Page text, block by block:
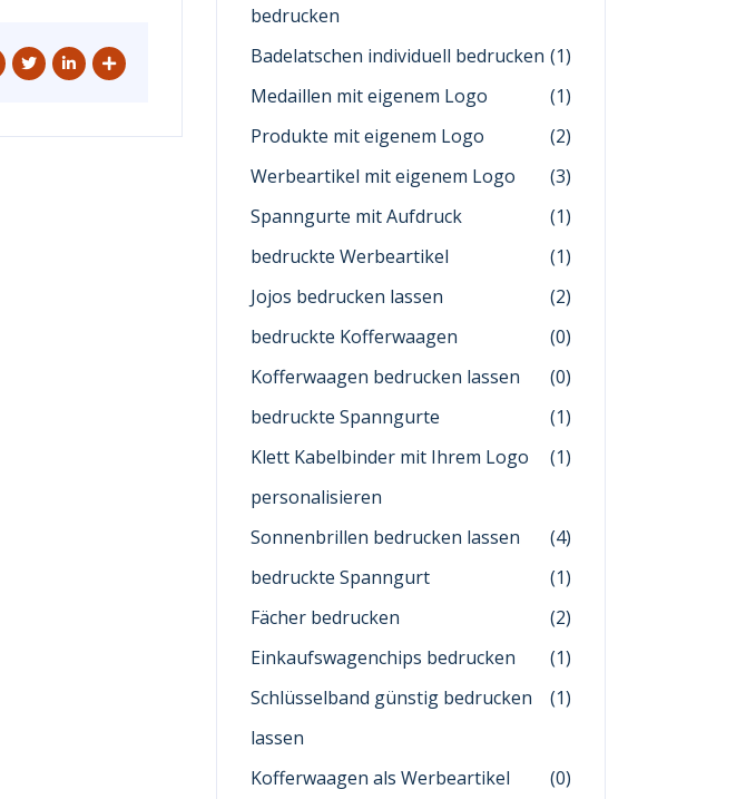
bedrucken
Badelatschen individuell bedrucken (1)
Medaillen mit eigenem Logo
(1)
Produkte mit eigenem Logo
(2)
Werbeartikel mit eigenem Logo
(3)
Spanngurte mit Aufdruck
(1)
bedruckte Werbeartikel
(1)
Jojos bedrucken lassen
(2)
bedruckte Kofferwaagen
(0)
Kofferwaagen bedrucken lassen
(0)
bedruckte Spanngurte
(1)
Klett Kabelbinder mit Ihrem Logo
personalisieren
(1)
Sonnenbrillen bedrucken lassen
(4)
bedruckte Spanngurt
(1)
Fächer bedrucken
(2)
Einkaufswagenchips bedrucken
(1)
Schlüsselband günstig bedrucken
lassen
(1)
Kofferwaagen als Werbeartikel
(0)